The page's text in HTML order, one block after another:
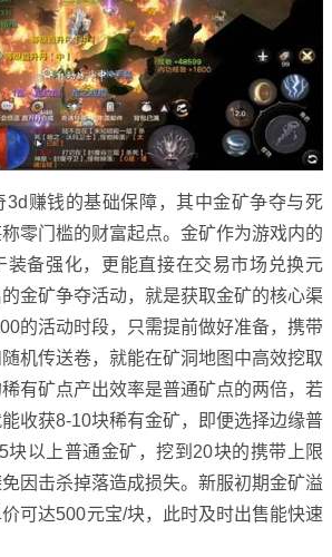
3d赚钱的基础保障，其中金矿争夺与死
零门槛的财富起点。金矿作为游戏内的
装备强化，更能直接在交易市场兑换元
金矿争夺活动，就是获取金矿的核心渠
的活动时段，只需提前做好准备，携带
机传送卷，就能在矿洞地图中高效挖取
有矿点产出效率是普通矿点的两倍，若
收获8-10块稀有金矿，即便选择边缘普
块以上普通金矿，挖到20块的携带上限
因击杀掉落造成损失。新服初期金矿溢
可达500元宝/块，此时及时出售能快速